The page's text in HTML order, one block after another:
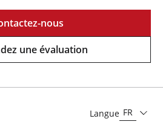
nous
une évaluation
Langue FR